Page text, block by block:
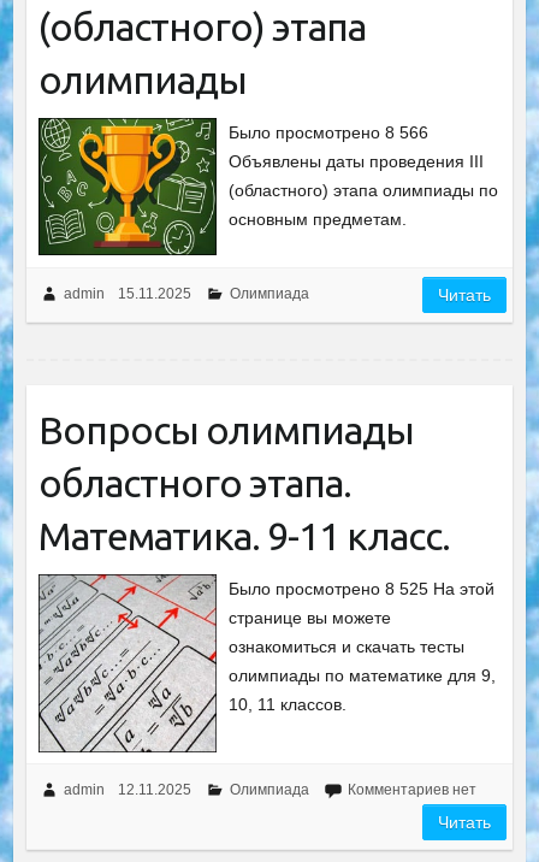
(областного) этапа
олимпиады
Было просмотрено 8 566
Объявлены даты проведения III
(областного) этапа олимпиады по
основным предметам.
admin 15.11.2025 Олимпиада Читать
Вопросы олимпиады
областного этапа.
Математика. 9-11 класс.
Было просмотрено 8 525 На этой
странице вы можете
ознакомиться и скачать тесты
олимпиады по математике для 9,
10, 11 классов.
admin 12.11.2025 Олимпиада Комментариев нет
Читать